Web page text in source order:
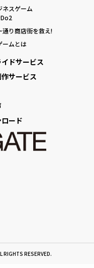
ネスゲーム
通り商店街を救え!
ームとは
ドサービス
サービス
ード
RIGHTS RESERVED.